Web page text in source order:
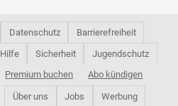
Datenschutz
Barrierefreiheit
Hilfe Sicherheit
Jugendschutz
Premium buchen Abo kündigen
Über uns Jobs Werbung